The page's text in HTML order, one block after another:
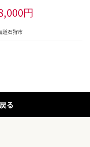
円
道石狩市
る